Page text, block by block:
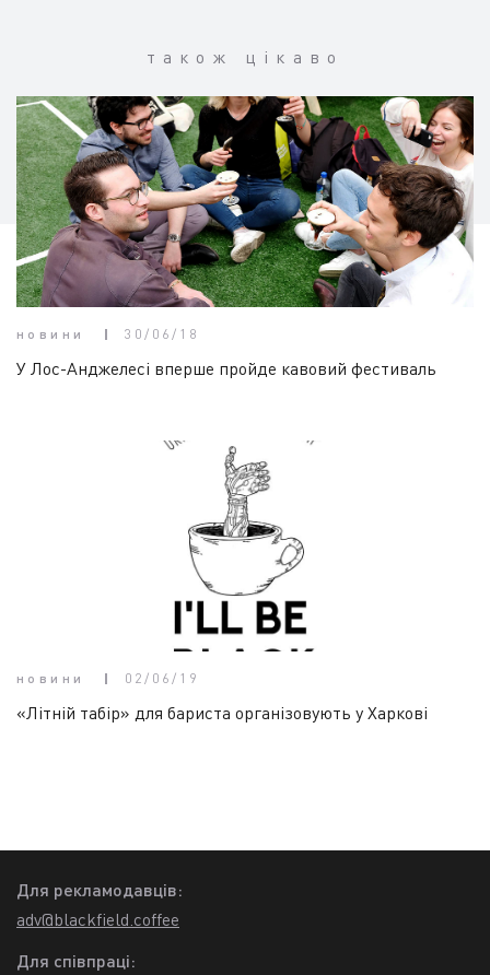
також цікаво
новини 30/06/18
У Лос-Анджелесі вперше пройде кавовий фестиваль
новини 02/06/19
«Літній табір» для бариста організовують у Харкові
Для рекламодавців:
adv@blackfield.coffee
Для співпраці: